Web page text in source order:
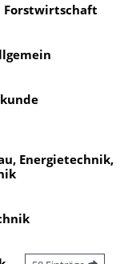
Forstwirtschaft
Energietechnik,